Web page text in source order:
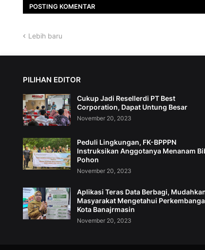
POSTING KOMENTAR
Lebih baru
PILIHAN EDITOR
Cukup Jadi Resellerdi PT Best
Corporation, Dapat Untung Besar
November 20, 2023
Peduli Lingkungan, FK-BPPPN
Instruksikan Anggotanya Menanam
Pohon
November 20, 2023
Aplikasi Teras Data Berbagi,
Masyarakat Mengetahui
Kota Banajrmasin
November 20, 2023